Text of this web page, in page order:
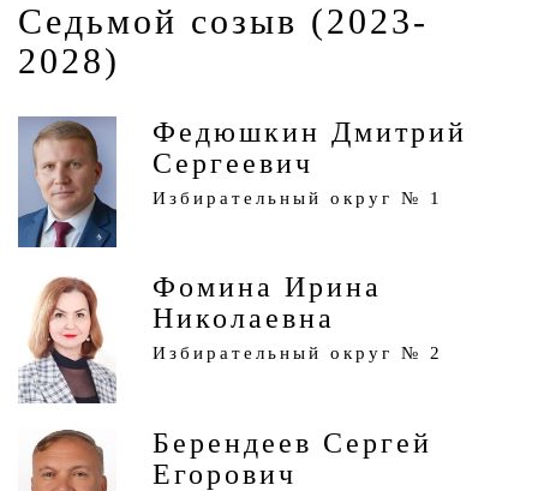
Седьмой созыв (2023-
2028)
Федюшкин Дмитрий
Сергеевич
Избирательный округ № 1
Фомина Ирина
Николаевна
Избирательный округ № 2
Берендеев Сергей
Егорович